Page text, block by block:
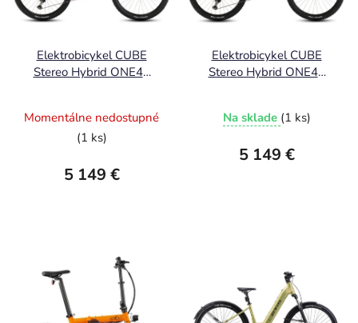
Elektrobicykel CUBE
Stereo Hybrid ONE44
Momentálne nedostupné
(1 ks)
5 149 €
Elektrobicykel CUBE
Stereo Hybrid ONE44
Na sklade (1 ks)
5 149 €